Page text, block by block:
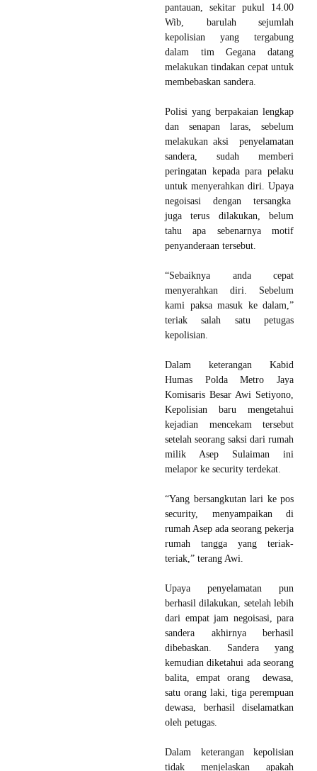
pantauan, sekitar pukul 14.00
Wib, barulah sejumlah
kepolisian yang tergabung
dalam tim Gegana datang
melakukan tindakan cepat untuk
membebaskan sandera.
Polisi yang berpakaian lengkap
dan senapan laras, sebelum
melakukan aksi penyelamatan
sandera, sudah memberi
peringatan kepada para pelaku
untuk menyerahkan diri. Upaya
negoisasi dengan tersangka
juga terus dilakukan, belum
tahu apa sebenarnya motif
penyanderaan tersebut.
“Sebaiknya anda cepat
menyerahkan diri. Sebelum
kami paksa masuk ke dalam,”
teriak salah satu petugas
kepolisian.
Dalam keterangan Kabid
Humas Polda Metro Jaya
Komisaris Besar Awi Setiyono,
Kepolisian baru mengetahui
kejadian mencekam tersebut
setelah seorang saksi dari rumah
milik Asep Sulaiman ini
melapor ke security terdekat.
“Yang bersangkutan lari ke pos
security, menyampaikan di
rumah Asep ada seorang pekerja
rumah tangga yang teriak-
teriak,” terang Awi.
Upaya penyelamatan pun
berhasil dilakukan, setelah lebih
dari empat jam negoisasi, para
sandera akhirnya berhasil
dibebaskan. Sandera yang
kemudian diketahui ada seorang
balita, empat orang dewasa,
satu orang laki, tiga perempuan
dewasa, berhasil diselamatkan
oleh petugas.
Dalam keterangan kepolisian
tidak menjelaskan apakah